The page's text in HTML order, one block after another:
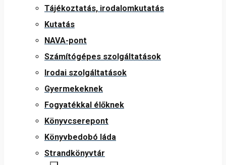
Tájékoztatás, irodalomkutatás
Kutatás
NAVA-pont
Számítógépes szolgáltatások
Irodai szolgáltatások
Gyermekeknek
Fogyatékkal élőknek
Könyvcserepont
Könyvbedobó láda
Strandkönyvtár